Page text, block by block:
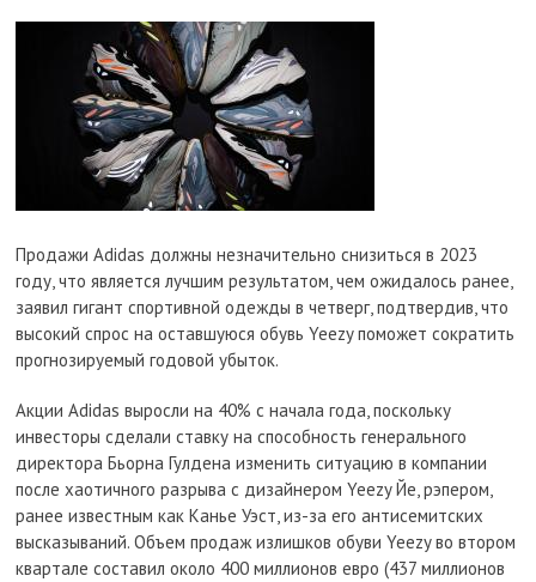
Продажи Adidas должны незначительно снизиться в 2023
году, что является лучшим результатом, чем ожидалось ранее,
заявил гигант спортивной одежды в четверг, подтвердив, что
высокий спрос на оставшуюся обувь Yeezy поможет сократить
прогнозируемый годовой убыток.
Акции Adidas выросли на 40% с начала года, поскольку
инвесторы сделали ставку на способность генерального
директора Бьорна Гулдена изменить ситуацию в компании
после хаотичного разрыва с дизайнером Yeezy Йе, рэпером,
ранее известным как Канье Уэст, из-за его антисемитских
высказываний. Объем продаж излишков обуви Yeezy во втором
квартале составил около 400 миллионов евро (437 миллионов